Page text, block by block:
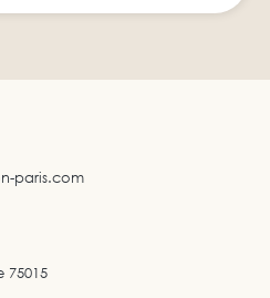
paris.com
75015